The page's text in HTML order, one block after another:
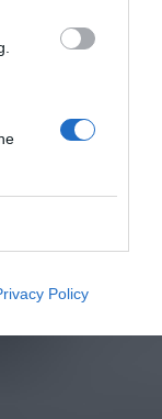
Policy